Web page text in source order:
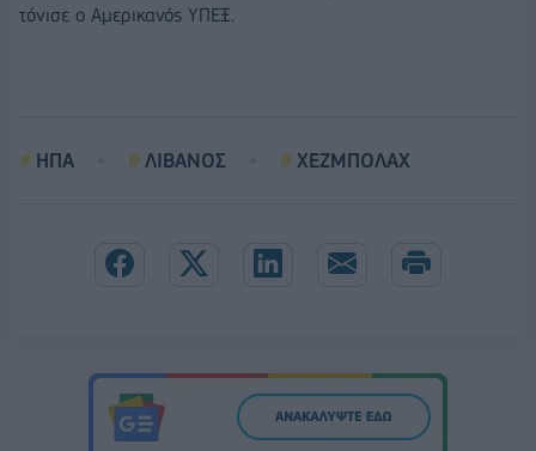
τόνισε ο Αμερικανός ΥΠΕΞ.
ΗΠΑ ΛΙΒΑΝΟΣ ΧΕΖΜΠΟΛΑΧ